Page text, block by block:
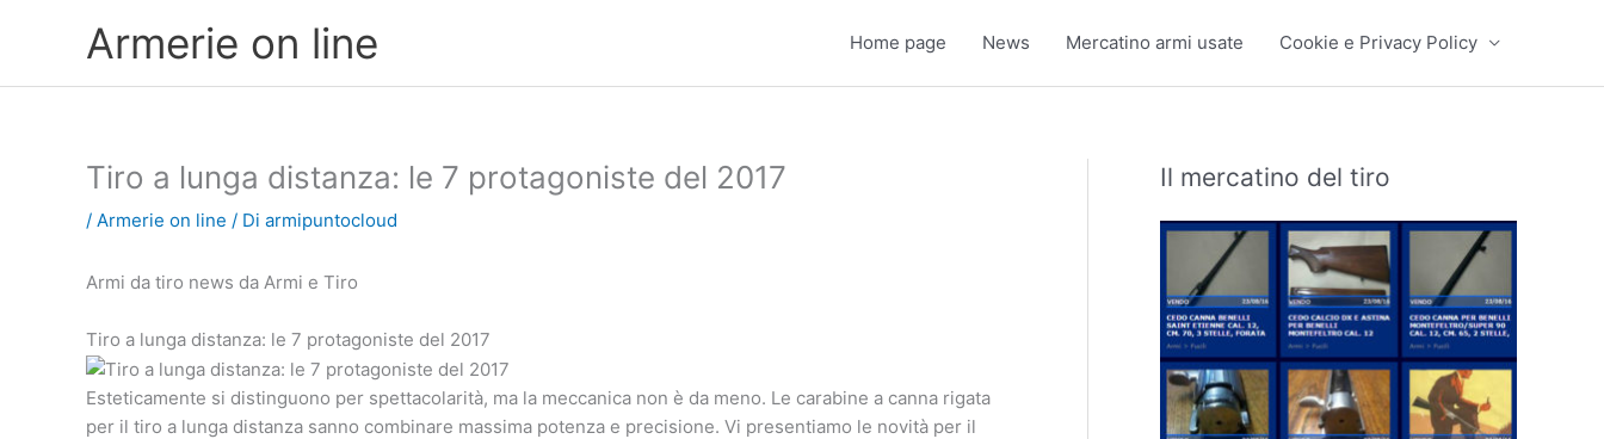
Armerie on line Home page News Mercatino armi usate Cookie e Privacy Policy
Tiro a lunga distanza: le 7 protagoniste del 2017
/ Armerie on line / Di armipuntocloud
Armi da tiro news da Armi e Tiro
Tiro a lunga distanza: le 7 protagoniste del 2017
Esteticamente si distinguono per spettacolarità, ma la meccanica non è da meno. Le carabine a canna rigata
per il tiro a lunga distanza sanno combinare massima potenza e precisione. Vi presentiamo le novità per il
Il mercatino del tiro